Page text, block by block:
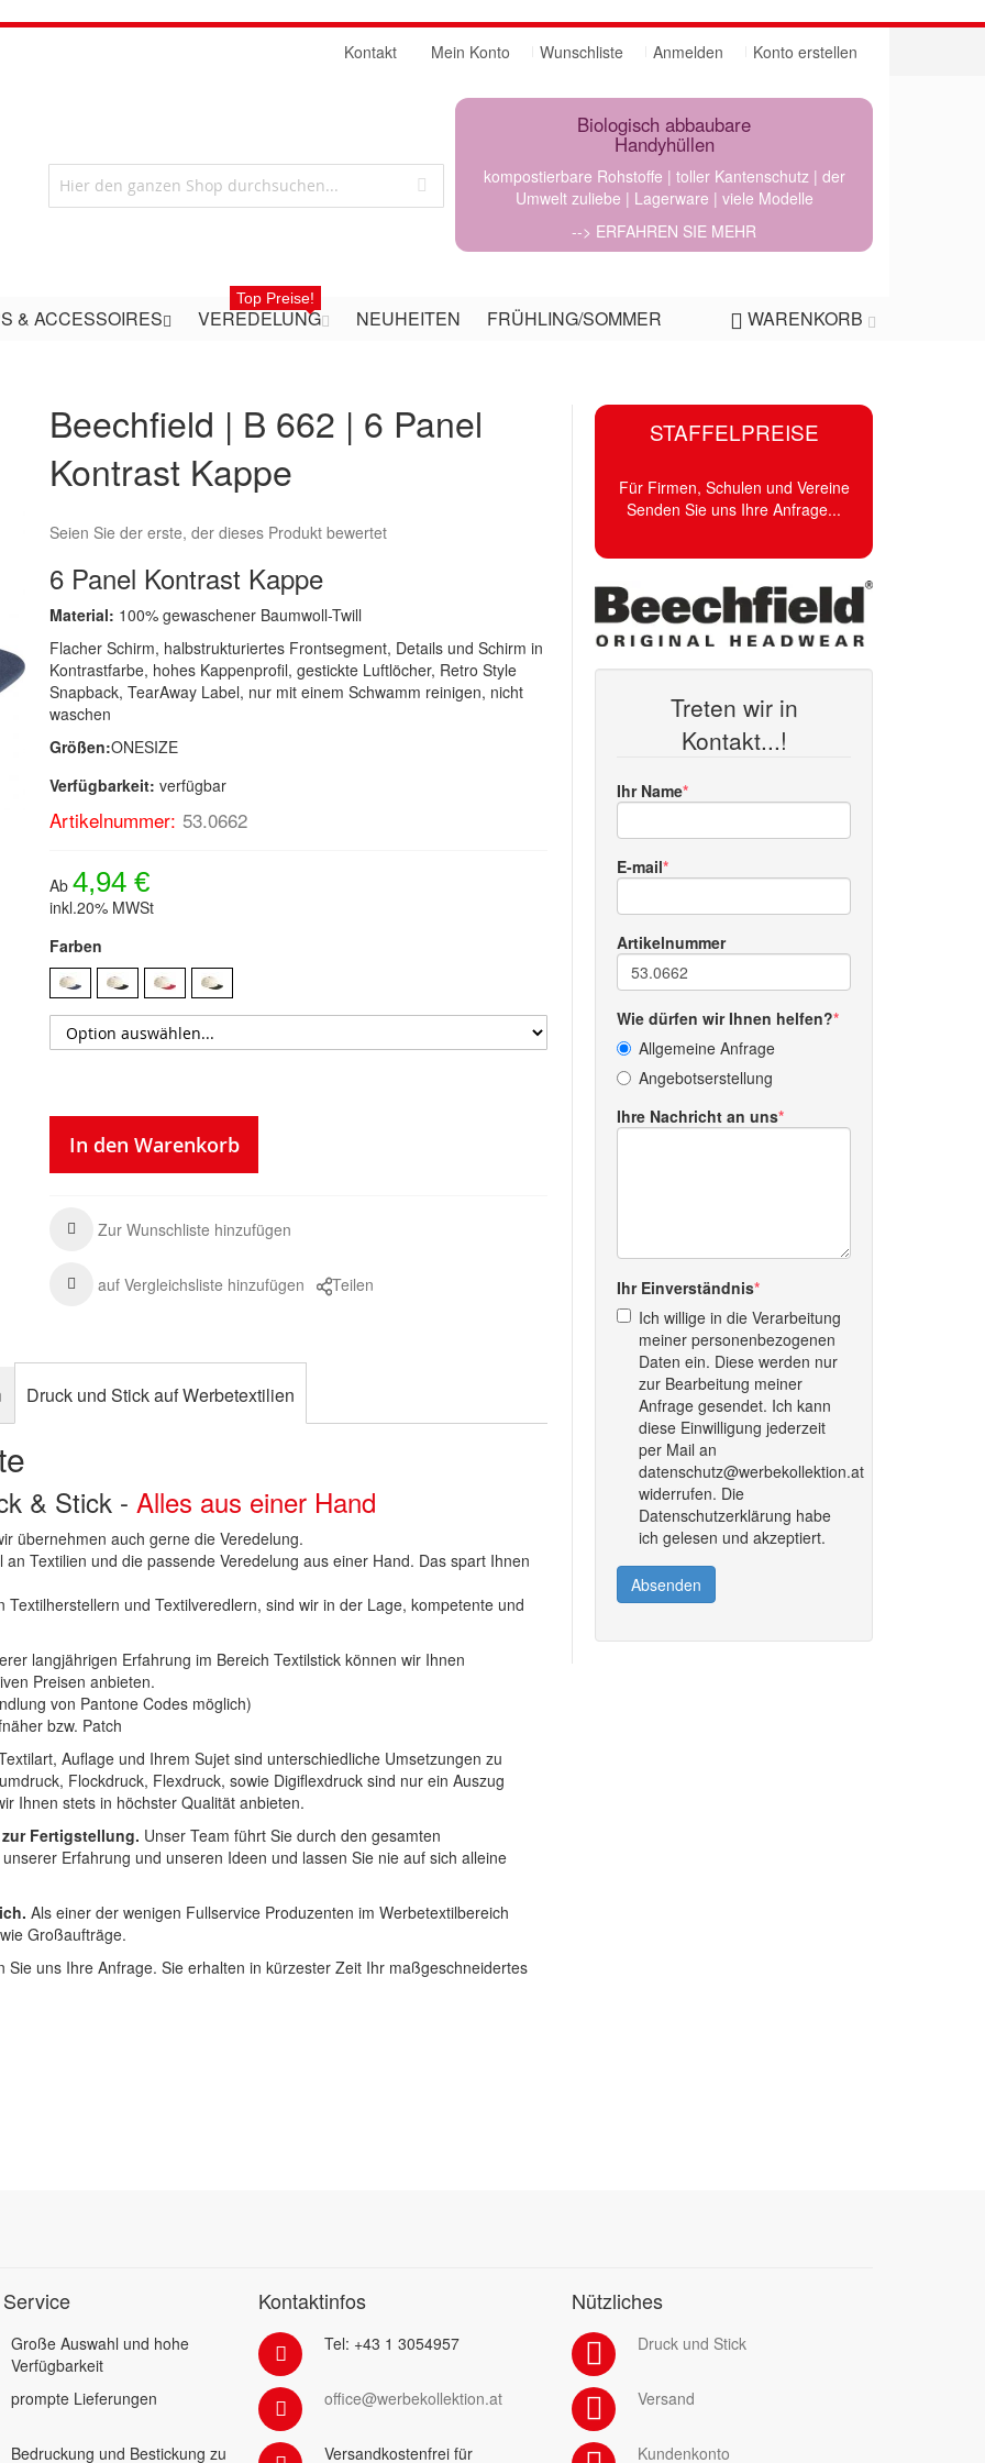
Mein Konto Wunschliste Anmelden Konto erstellen
Kontakt
Biologisch abbaubare
Handyhüllen
kompostierbare Rohstoffe | toller Kantenschutz | der
Umwelt zuliebe | Lagerware | viele Modelle
--> ERFAHREN SIE MEHR
WARENKORB
& ACCESSOIRES VEREDELUNG
Top Preise!
NEUHEITEN FRÜHLING/SOMMER
Beechfield | B 662 | 6 Panel
Kontrast Kappe
Seien Sie der erste, der dieses Produkt bewertet
6 Panel Kontrast Kappe
Material: 100% gewaschener Baumwoll-Twill
Flacher Schirm, halbstrukturiertes Frontsegment, Details und Schirm in
Kontrastfarbe, hohes Kappenprofil, gestickte Luftlöcher, Retro Style
Snapback, TearAway Label, nur mit einem Schwamm reinigen, nicht
waschen
Größen:ONESIZE
Verfügbarkeit: verfügbar
Artikelnummer: 53.0662
Ab 4,94 €
inkl.20% MWSt
Farben
In den Warenkorb
Zur Wunschliste hinzufügen
auf Vergleichsliste hinzufügen Teilen
STAFFELPREISE
Für Firmen, Schulen und Vereine
Senden Sie uns Ihre Anfrage...
Treten wir in
Kontakt...!
Ihr Name
E-mail
Artikelnummer
Wie dürfen wir Ihnen helfen?
Allgemeine Anfrage
Angebotserstellung
Ihre Nachricht an uns
Ihr Einverständnis
Ich willige in die Verarbeitung
meiner personenbezogenen
Daten ein. Diese werden nur
zur Bearbeitung meiner
Anfrage gesendet. Ich kann
diese Einwilligung jederzeit
per Mail an
datenschutz@werbekollektion.at
widerrufen. Die
Datenschutzerklärung habe
ich gelesen und akzeptiert.
Absenden
Druck und Stick auf Werbetextilien
& Stick -Alles aus einer Hand
übernehmen auch gerne die Veredelung.
Textilien und die passende Veredelung aus einer Hand. Das spart Ihnen
und Textilveredlern, sind wir in der Lage, kompetente und
langjährigen Erfahrung im Bereich Textilstick können wir Ihnen
Preisen anbieten.
von Pantone Codes möglich)
bzw. Patch
Auflage und Ihrem Sujet sind unterschiedliche Umsetzungen zu
Flockdruck, Flexdruck, sowie Digiflexdruck sind nur ein Auszug
Ihnen stets in höchster Qualität anbieten.
Fertigstellung. Unser Team führt Sie durch den gesamten
Erfahrung und unseren Ideen und lassen Sie nie auf sich alleine
Als einer der wenigen Fullservice Produzenten im Werbetextilbereich
Großaufträge.
uns Ihre Anfrage. Sie erhalten in kürzester Zeit Ihr maßgeschneidertes
Große Auswahl und hohe
Verfügbarkeit
prompte Lieferungen
Bedruckung und Bestickung zu
Kontaktinfos
Tel: +43 1 3054957
office@werbekollektion.at
Versandkostenfrei für
Nützliches
Druck und Stick
Versand
Kundenkonto